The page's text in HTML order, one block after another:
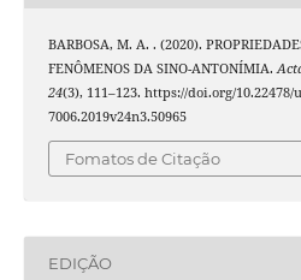
BARBOSA, M. A. . (2020).
FENÔMENOS DA SINO-ANTONÍMIA.
24(3), 111–123. https://doi.org/10.22478/
7006.2019v24n3.50965
Fomatos de Citação
EDIÇÃO